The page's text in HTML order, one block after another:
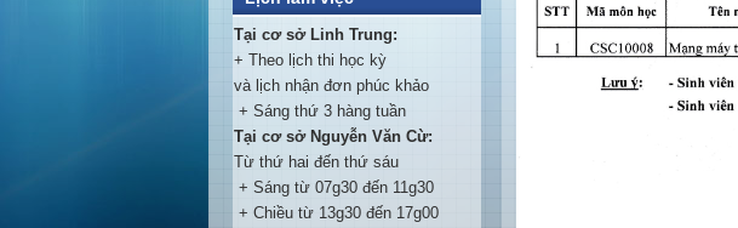
Tại cơ sở Linh Trung:
+ Theo lịch thi học kỳ
và lịch nhận đơn phúc khảo
+ Sáng thứ 3 hàng tuần
Tại cơ sở Nguyễn Văn Cừ:
Từ thứ hai đến thứ sáu
+ Sáng từ 07g30 đến 11g30
+ Chiều từ 13g30 đến 17g00